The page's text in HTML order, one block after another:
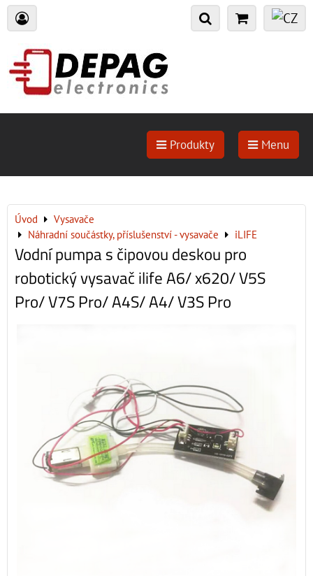
Produkty Menu
Úvod
Vysavače
Náhradní součástky, příslušenství - vysavače
iLIFE
Vodní pumpa s čipovou deskou pro
robotický vysavač ilife A6/ x620/ V5S
Pro/ V7S Pro/ A4S/ A4/ V3S Pro